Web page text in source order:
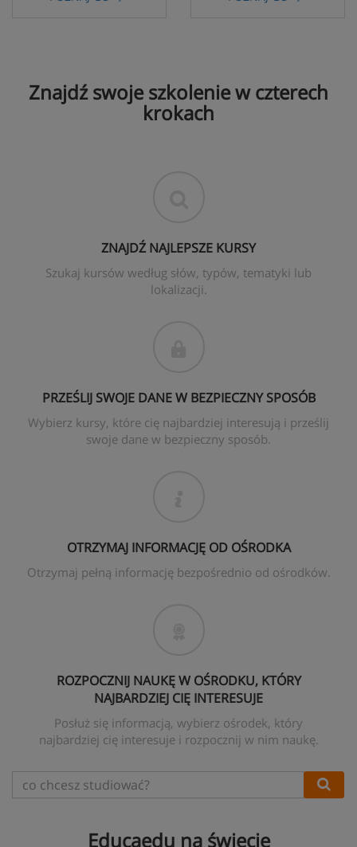
Znajdź swoje szkolenie w czterech
krokach
ZNAJDŹ NAJLEPSZE KURSY
Szukaj kursów według słów, typów, tematyki lub
lokalizacji.
PRZEŚLIJ SWOJE DANE W BEZPIECZNY SPOSÓB
Wybierz kursy, które cię najbardziej interesują i prześlij
swoje dane w bezpieczny sposób.
OTRZYMAJ INFORMACJĘ OD OŚRODKA
Otrzymaj pełną informację bezpośrednio od ośrodków.
ROZPOCZNIJ NAUKĘ W OŚRODKU, KTÓRY
NAJBARDZIEJ CIĘ INTERESUJE
Posłuż się informacją, wybierz ośrodek, który
najbardziej cię interesuje i rozpocznij w nim naukę.
Educaedu na świecie